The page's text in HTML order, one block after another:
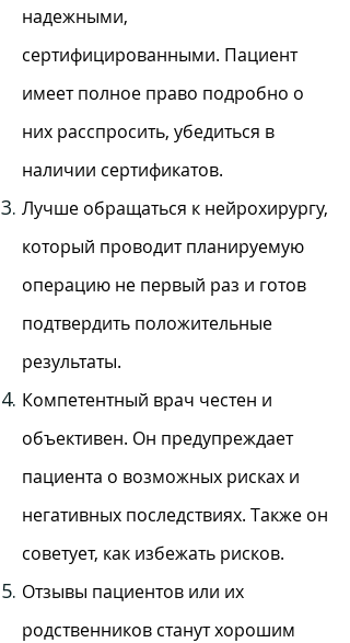
надежными,
сертифицированными. Пациент
имеет полное право подробно о
них расспросить, убедиться в
наличии сертификатов.
Лучше обращаться к нейрохирургу,
который проводит планируемую
операцию не первый раз и готов
подтвердить положительные
результаты.
Компетентный врач честен и
объективен. Он предупреждает
пациента о возможных рисках и
негативных последствиях. Также он
советует, как избежать рисков.
Отзывы пациентов или их
родственников станут хорошим